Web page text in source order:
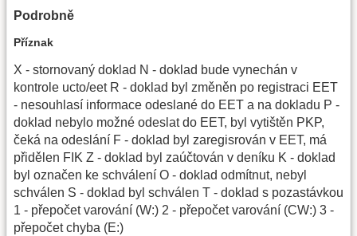
Podrobně
Příznak
X - stornovaný doklad N - doklad bude vynechán v
kontrole ucto/eet R - doklad byl změněn po registraci EET
- nesouhlasí informace odeslané do EET a na dokladu P -
doklad nebylo možné odeslat do EET, byl vytištěn PKP,
čeká na odeslání F - doklad byl zaregisrován v EET, má
přidělen FIK Z - doklad byl zaúčtován v deníku K - doklad
byl označen ke schválení O - doklad odmítnut, nebyl
schválen S - doklad byl schválen T - doklad s pozastávkou
1 - přepočet varování (W:) 2 - přepočet varování (CW:) 3 -
přepočet chyba (E:)